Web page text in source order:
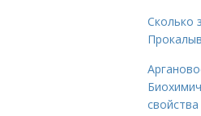
Сколько
свойства